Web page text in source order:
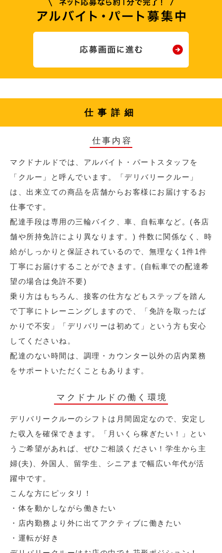
仕事詳細
仕事内容
マクドナルドでは、アルバイト・パートスタッフを
「クルー」と呼んでいます。「デリバリークルー」
は、出来立ての商品を店舗からお客様にお届けするお
仕事です。
配達手段は専用の三輪バイク、車、自転車など。(各店
舗や所持免許により異なります。) 件数に関係なく、時
給がしっかりと保証されているので、無理なく1件1件
丁寧にお届けすることができます。(自転車での配達希
望の場合は免許不要)
乗り方はもちろん、接客の仕方などもステップを踏ん
で丁寧にトレーニングしますので、「免許を取ったば
かりで不安」「デリバリーは初めて」という方も安心
してくださいね。
配達のない時間は、調理・カウンター以外の店内業務
をサポートいただくこともあります。
マクドナルドの働く環境
デリバリークルーのシフトは月間固定なので、安定し
た収入を確保できます。「月いくら稼ぎたい！」とい
うご希望があれば、ぜひご相談ください！学生から主
婦(夫)、外国人、留学生、シニアまで幅広い年代が活
躍中です。
こんな方にピッタリ！
・体を動かしながら働きたい
・店内勤務より外に出てアクティブに働きたい
・運転が好き